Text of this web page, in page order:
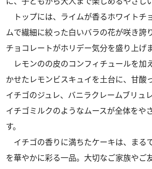
トップには、ライムが香るホワイトチ
ムで繊細に絞った白いバラの花が咲き誇
チョコレートがホリデー気分を盛り上げま
レモンのの皮のコンフィチュールを加
かせたレモンビスキュイを土台に、甘酸
イチゴのジュレ、バニラクレームブリュ
イチゴミルクのようなムースが全体をや
す。
イチゴの香りに満ちたケーキは、まる
を華やかに彩る一品。大切なご家族やご